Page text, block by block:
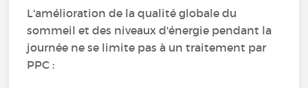
L'amélioration de la qualité globale du
sommeil et des niveaux d'énergie pendant la
journée ne se limite pas à un traitement par
PPC :